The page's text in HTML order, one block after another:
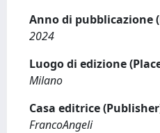
Anno di pubblicazione
2024
Luogo di edizione
Milano
Casa editrice
FrancoAngeli